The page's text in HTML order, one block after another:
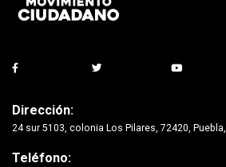
Dirección:
24 sur 5103, colonia Los Pilares, 72420, Puebla,
Teléfono: